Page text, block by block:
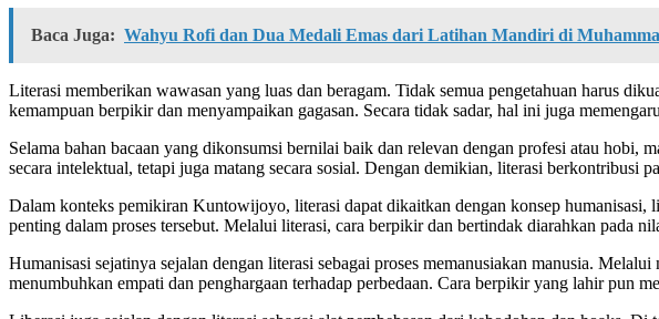
Baca Juga: Wahyu Rofi dan Dua Medali Emas dari Latihan Mandiri di
Literasi memberikan wawasan yang luas dan beragam. Tidak semua pengetahuan harus
kemampuan berpikir dan menyampaikan gagasan. Secara tidak sadar, hal ini juga
Selama bahan bacaan yang dikonsumsi bernilai baik dan relevan dengan profesi atau hobi,
secara intelektual, tetapi juga matang secara sosial. Dengan demikian, literasi berkontribusi
Dalam konteks pemikiran Kuntowijoyo, literasi dapat dikaitkan dengan konsep humanisasi,
penting dalam proses tersebut. Melalui literasi, cara berpikir dan bertindak diarahkan pada
Humanisasi sejatinya sejalan dengan literasi sebagai proses memanusiakan manusia.
menumbuhkan empati dan penghargaan terhadap perbedaan. Cara berpikir yang lahir pun